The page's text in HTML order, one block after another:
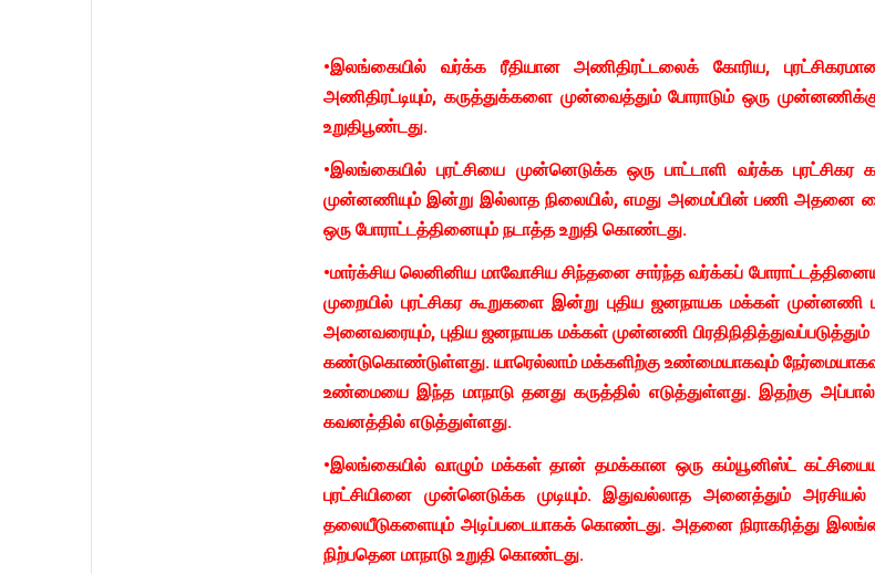
•இலங்கையில் வர்க்க ரீதியான அணிதிரட்டலைக் கோரிய,
அணிதிரட்டியும், கருத்துக்களை முன்வைத்தும் போராடும் ஒரு
உறுதிபூண்டது.
•இலங்கையில் புரட்சியை முன்னெடுக்க ஒரு பாட்டாளி வர்க்க புரட்சிகர
முன்னணியும் இன்று இல்லாத நிலையில், எமது அமைப்பின் பணி அதனை
ஒரு போராட்டத்தினையும் நடாத்த உறுதி கொண்டது.
•மார்க்சிய லெனினிய மாவோசிய சிந்தனை சார்ந்த வர்க்கப்
முறையில் புரட்சிகர கூறுகளை இன்று புதிய ஜனநாயக மக்கள் முன்னணி
அனைவரையும், புதிய ஜனநாயக மக்கள் முன்னணி
கண்டுகொண்டுள்ளது. யாரெல்லாம் மக்களிற்கு உண்மையாகவும்
உண்மையை இந்த மாநாடு தனது கருத்தில் எடுத்துள்ளது. இதற்கு
கவனத்தில் எடுத்துள்ளது.
•இலங்கையில் வாழும் மக்கள் தான் தமக்கான ஒரு கம்யூனிஸ்ட்
புரட்சியினை முன்னெடுக்க முடியும். இதுவல்லாத அனைத்தும்
தலையீடுகளையும் அடிப்படையாகக் கொண்டது. அதனை நிராகரித்து
நிற்பதென மாநாடு உறுதி கொண்டது.